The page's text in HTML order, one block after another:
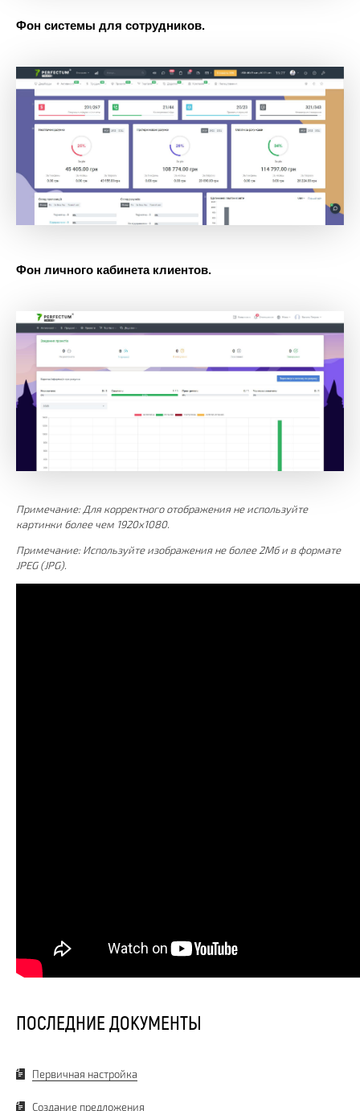
Фон системы для сотрудников.
Фон личного кабинета клиентов.
Примечание: Для корректного отображения не используйте
картинки более чем 1920х1080.
Примечание: Используйте изображения не более 2Мб и в формате
JPEG (JPG).
ПОСЛЕДНИЕ ДОКУМЕНТЫ
Первичная настройка
Создание предложения